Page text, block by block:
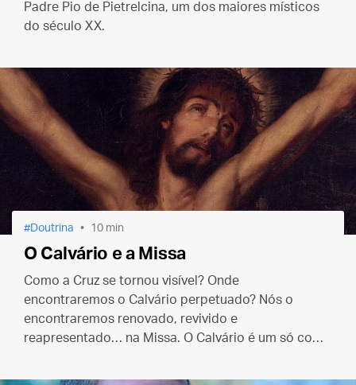
Padre Pio de Pietrelcina, um dos maiores místicos
do século XX.
Doutrina 10 min
O Calvário e a Missa
Como a Cruz se tornou visível? Onde
encontraremos o Calvário perpetuado? Nós o
encontraremos renovado, revivido e
reapresentado… na Missa. O Calvário é um só com
ambos existe o mesmo Sacerdote e a mesma